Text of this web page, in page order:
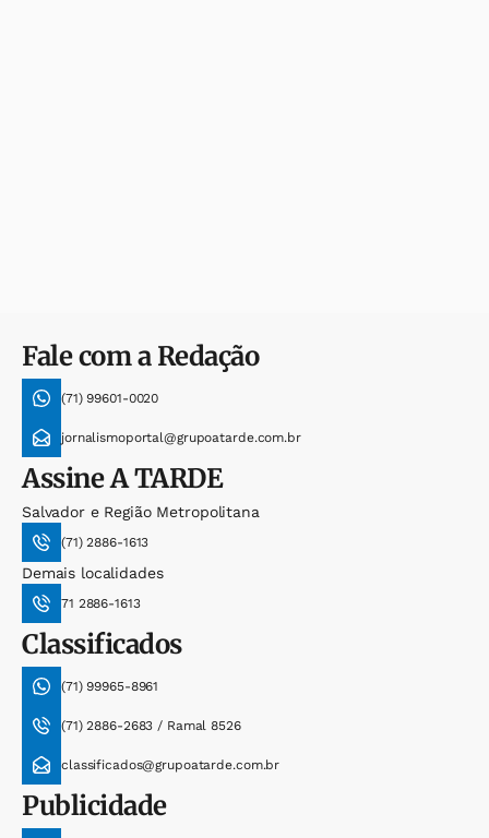
Fale com a Redação
(71) 99601-0020
jornalismoportal@grupoatarde.com.br
AssineA TARDE
Salvador e Região Metropolitana
(71) 2886-1613
Demais localidades
71 2886-1613
Classificados
(71) 99965-8961
(71) 2886-2683 / Ramal 8526
classificados@grupoatarde.com.br
Publicidade